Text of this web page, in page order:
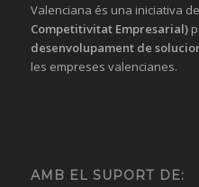
Valenciana és una iniciativa de
Competitivitat Empresarial)
desenvolupament de
les empreses valencianes.
AMB EL SUPORT DE: